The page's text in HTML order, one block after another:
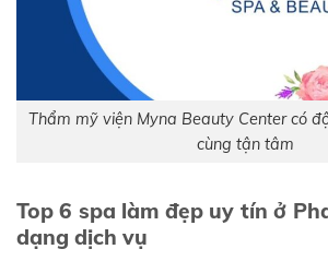
Thẩm mỹ viện Myna Beauty Center có
cùng tận tâm
Top 6 spa làm đẹp uy tín ở
dạng dịch vụ